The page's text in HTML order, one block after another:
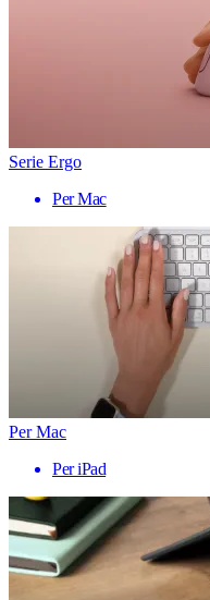
Serie Ergo
Per Mac
Per Mac
Per iPad